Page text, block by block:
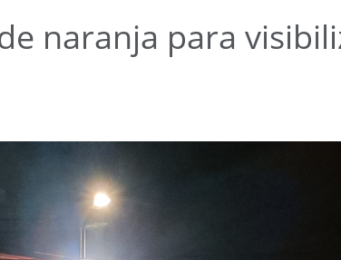
naranja para